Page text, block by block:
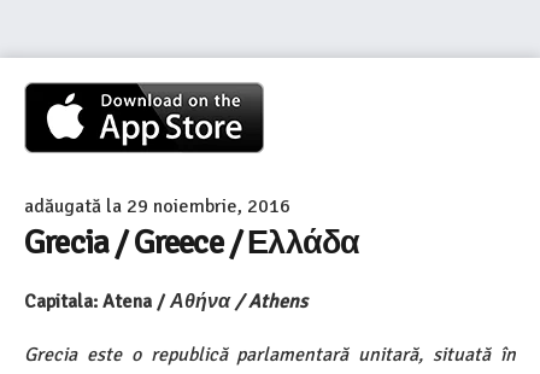
adăugată la 29 noiembrie, 2016
Grecia / Greece / Ελλάδα
Capitala: Atena /Αθήνα / Athens
Grecia este o republică parlamentară unitară, situată în